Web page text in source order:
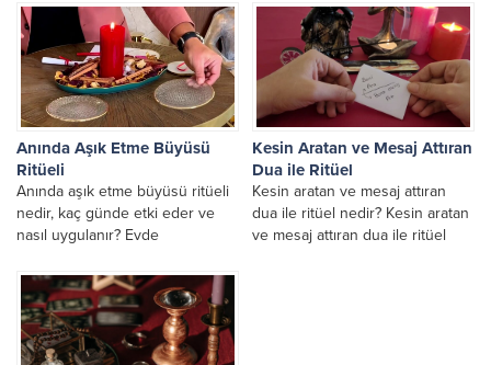
büyü...
yapabilir? Aşk...
Anında Aşık Etme Büyüsü
Ritüeli
Anında aşık etme büyüsü ritüeli
nedir, kaç günde etki eder ve
nasıl uygulanır? Evde
bağlama ve geri...
Kesin Aratan ve Mesaj Attıran
Dua ile Ritüel
Kesin aratan ve mesaj attıran
dua ile ritüel nedir? Kesin aratan
ve mesaj attıran dua ile ritüel